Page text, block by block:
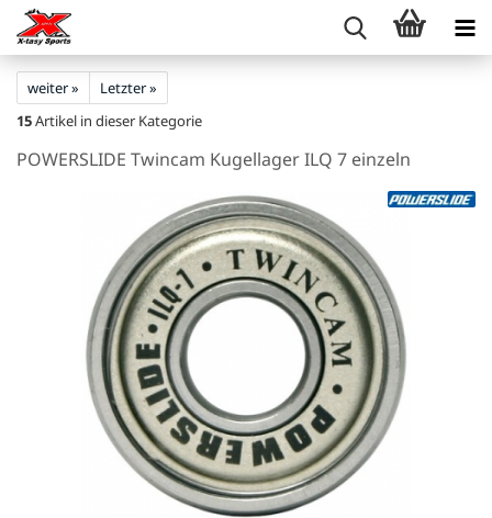
weiter »
Letzter »
15Artikel in dieser Kategorie
POWERSLIDE Twincam Kugellager ILQ 7 einzeln